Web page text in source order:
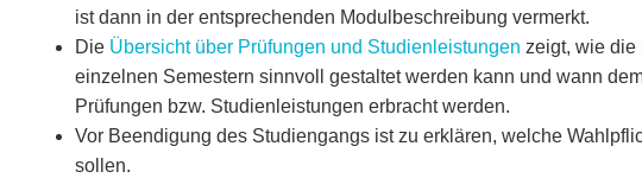
ist dann in der entsprechenden Modulbeschreibung vermerkt.
Die Übersicht über Prüfungen und Studienleistungen zeigt, wie
einzelnen Semestern sinnvoll gestaltet werden kann und wann
Prüfungen bzw. Studienleistungen erbracht werden.
Vor Beendigung des Studiengangs ist zu erklären, welche
sollen.